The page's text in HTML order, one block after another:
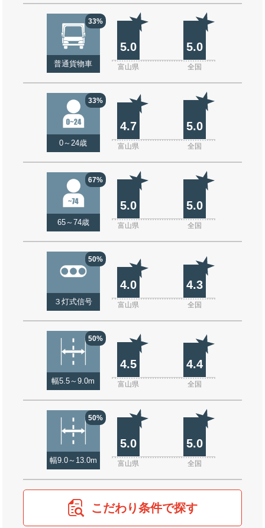
33%
普通貨物車
5.0 5.0
富山県 全国
33%
0～24歳
4.7 5.0
富山県 全国
67%
65～74歳
5.0 5.0
富山県 全国
50%
３灯式信号
4.0 4.3
富山県 全国
50%
幅5.5～9.0m
4.5 4.4
富山県 全国
50%
幅9.0～13.0m
5.0 5.0
富山県 全国
こだわり条件で探す